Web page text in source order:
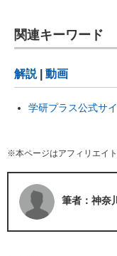
関連キーワード
解説| 動画
学研プラス公式サ
※本ページはアフィリエイ
筆者：神奈